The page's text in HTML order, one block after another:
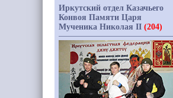
Иркутский отдел Казачьего
Конвоя Памяти Царя
Мученика Николая II (204)